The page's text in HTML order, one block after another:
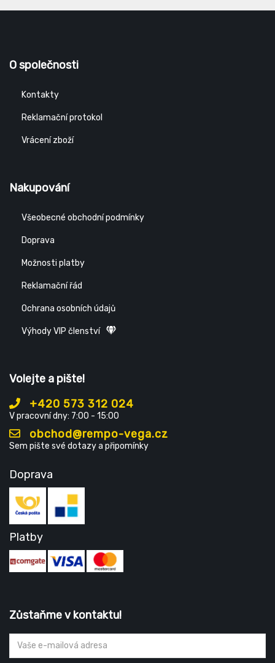
O společnosti
Kontakty
Reklamační protokol
Vrácení zboží
Nakupování
Všeobecné obchodní podmínky
Doprava
Možnosti platby
Reklamační řád
Ochrana osobních údajů
Výhody VIP členství
Volejte a pište!
+420 573 312 024
V pracovní dny: 7:00 - 15:00
obchod@rempo-vega.cz
Sem pište své dotazy a připomínky
Doprava
Platby
Zůstaňme v kontaktu!